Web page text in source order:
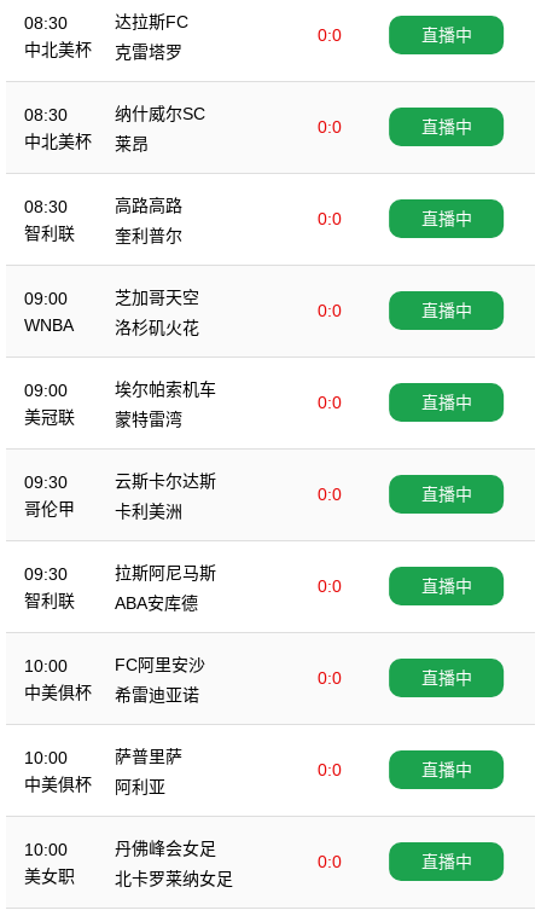
08:30
中北美杯
达拉斯FC
0:0
克雷塔罗
直播中
08:30
中北美杯
纳什威尔SC
0:0
莱昂
直播中
08:30
智利联
高路高路
0:0
奎利普尔
直播中
09:00
WNBA
芝加哥天空
0:0
洛杉矶火花
直播中
09:00
美冠联
埃尔帕索机车
0:0
蒙特雷湾
直播中
09:30
哥伦甲
云斯卡尔达斯
0:0
卡利美洲
直播中
09:30
智利联
拉斯阿尼马斯
0:0
ABA安库德
直播中
10:00
中美俱杯
FC阿里安沙
0:0
希雷迪亚诺
直播中
10:00
中美俱杯
萨普里萨
0:0
阿利亚
直播中
10:00
美女职
丹佛峰会女足
0:0
北卡罗莱纳女足
直播中